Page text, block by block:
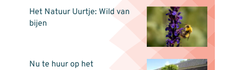
Het Natuur Uurtje: Wild van
bijen
Nu te huur op het